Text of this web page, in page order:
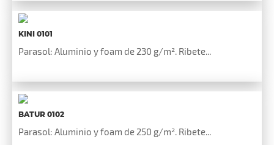
KINI 0101
Parasol: Aluminio y foam de 230 g/m². Ribete...
BATUR 0102
Parasol: Aluminio y foam de 250 g/m². Ribete...